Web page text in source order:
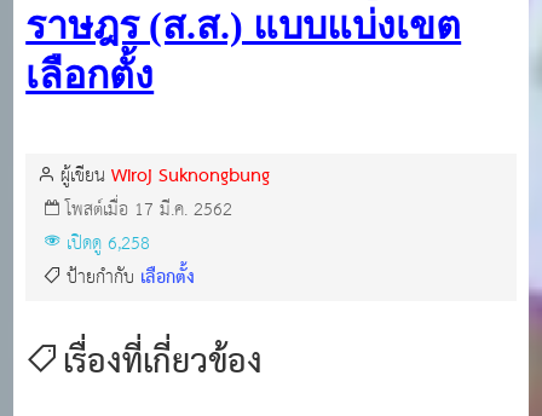
ราษฎร (ส.ส.) แบบแบ่งเขต
เลือกตั้ง
ผู้เขียนWiroj Suknongbung
โพสต์เมื่อ 17 มี.ค. 2562
เปิดดู 6,258
ป้ายกำกับ เลือกตั้ง
เรื่องที่เกี่ยวข้อง